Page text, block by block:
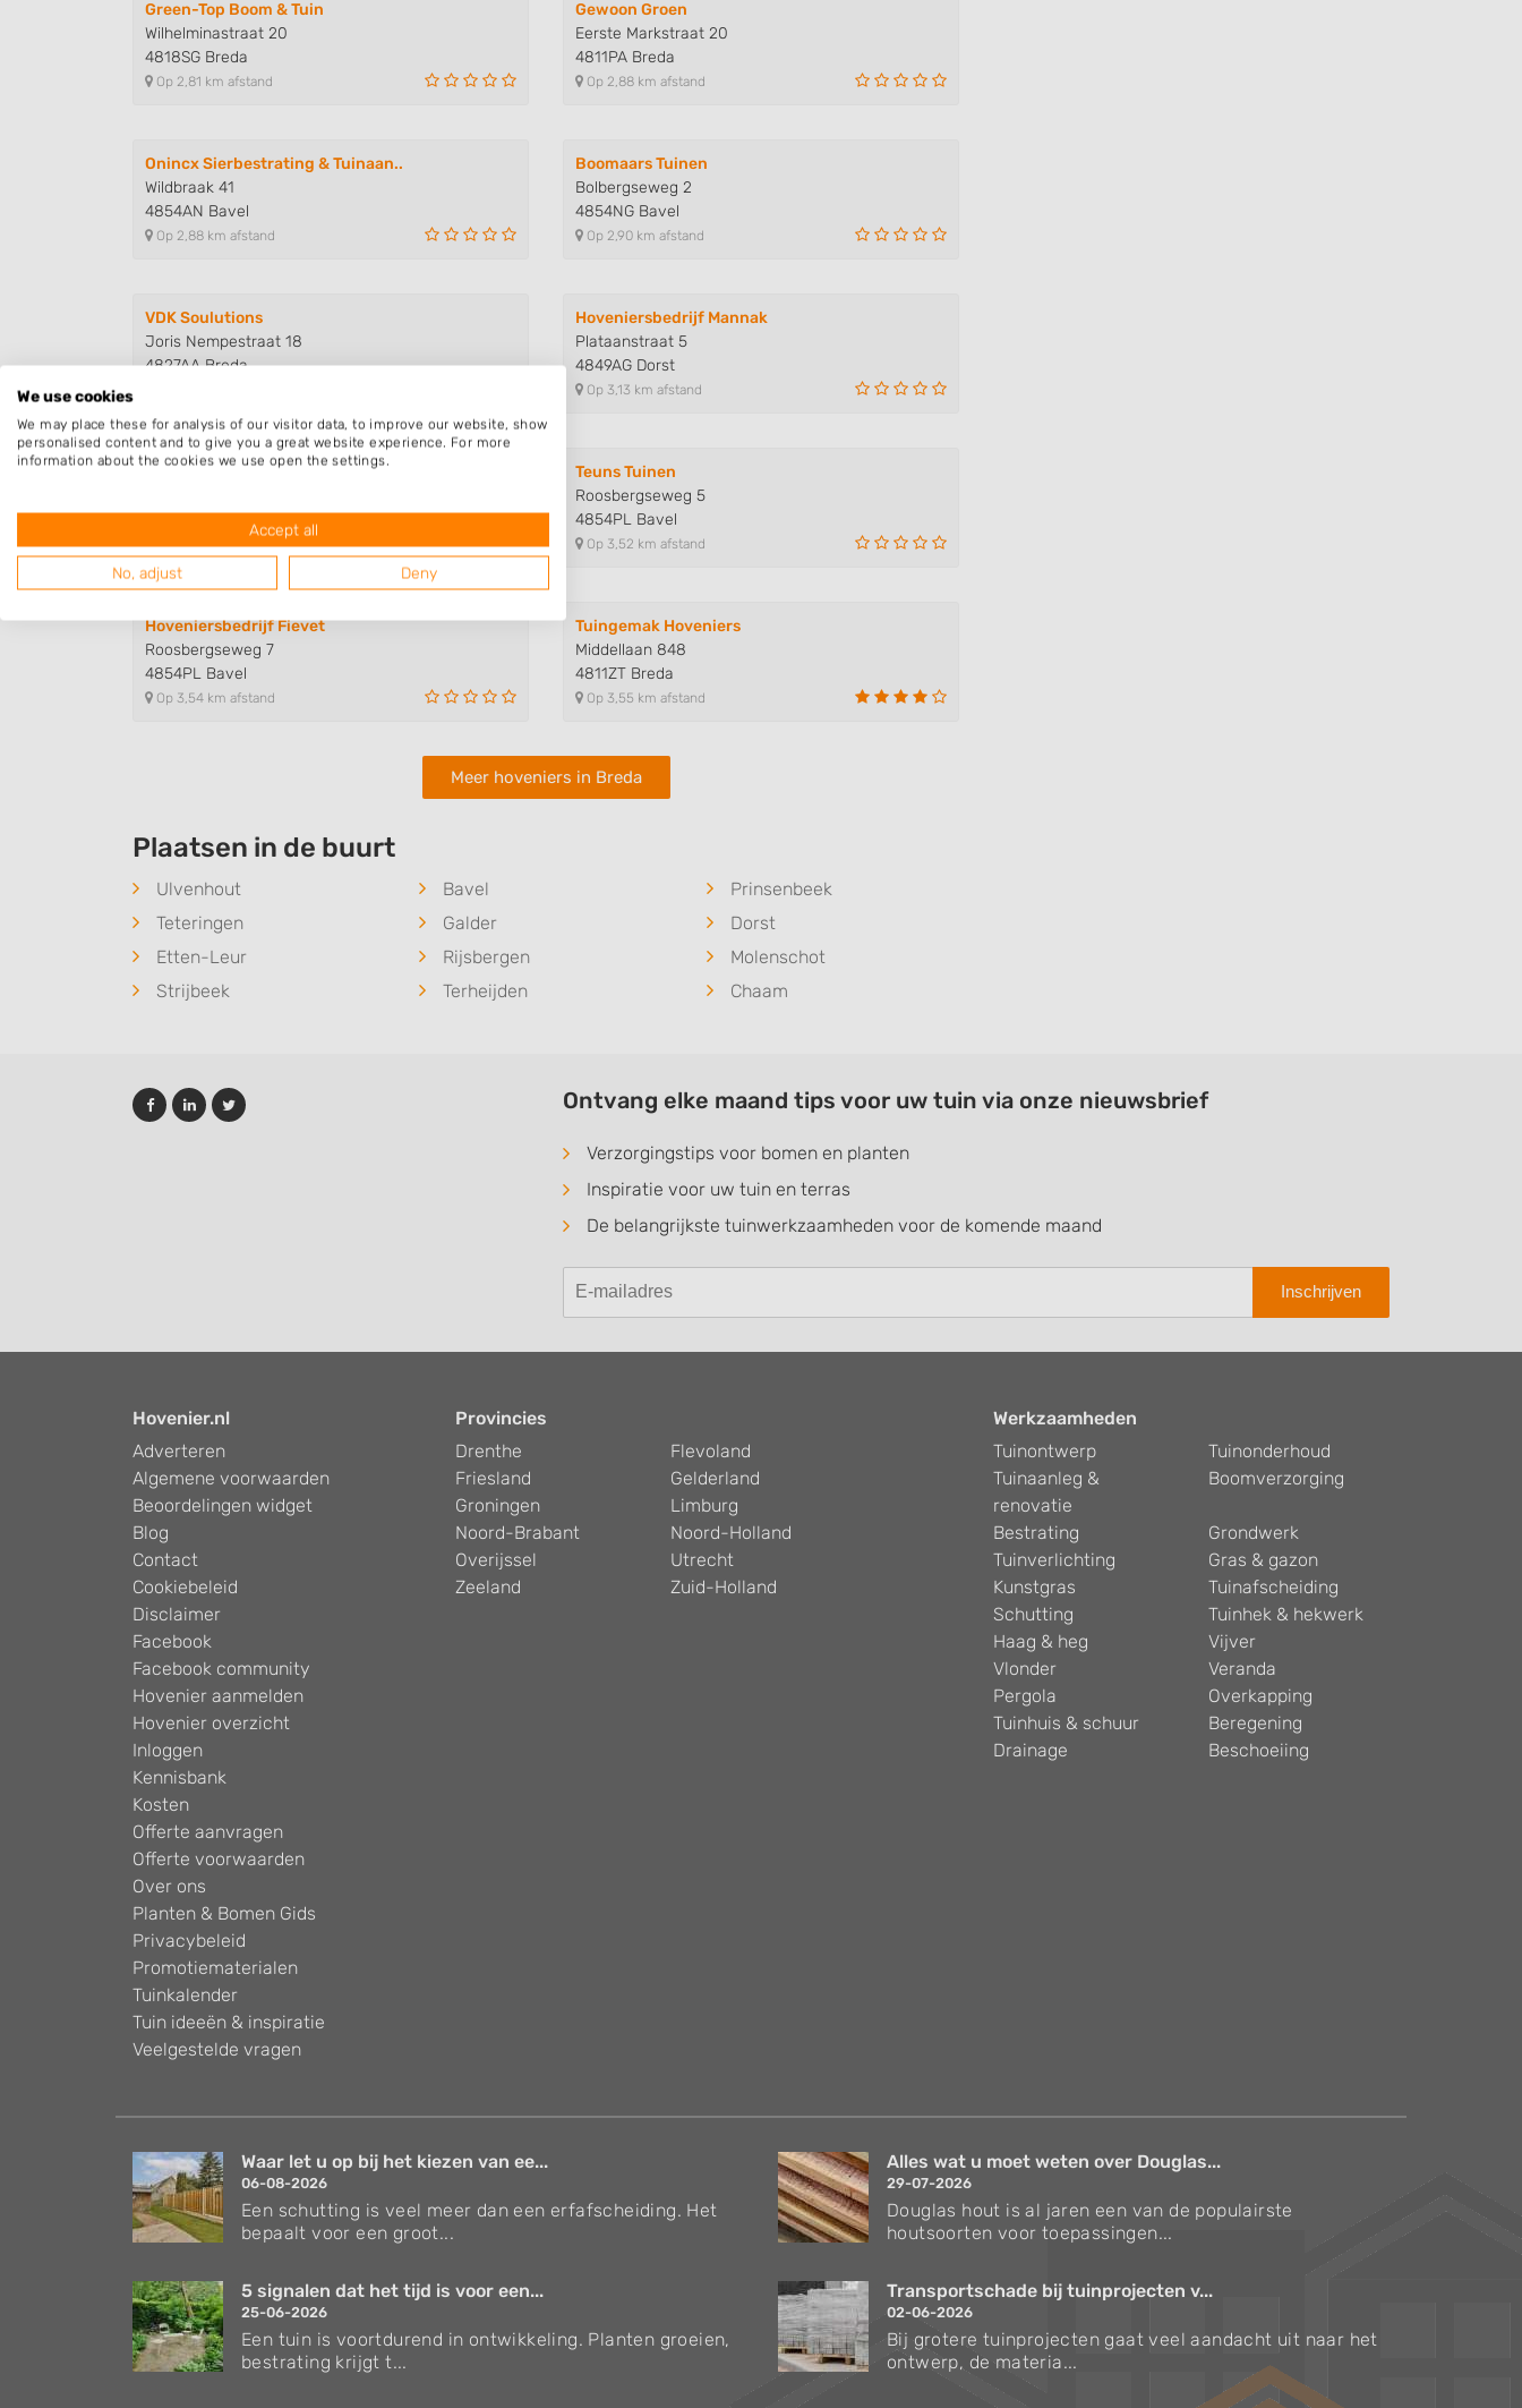
Green-Top Boom & Tuin
Wilhelminastraat 20
4818SG Breda
Op 2,81 km afstand
Gewoon Groen
Eerste Markstraat 20
4811PA Breda
Op 2,88 km afstand
Onincx Sierbestrating & Tuinaan..
Wildbraak 41
4854AN Bavel
Op 2,88 km afstand
Boomaars Tuinen
Bolbergseweg 2
4854NG Bavel
Op 2,90 km afstand
VDK Soulutions
Joris Nempestraat 18
4827AA Breda
Hoveniersbedrijf Mannak
Plataanstraat 5
4849AG Dorst
Op 3,13 km afstand
Isa Natura
4811SJ Breda
Op 3,18 km afstand
Teuns Tuinen
Roosbergseweg 5
4854PL Bavel
Op 3,52 km afstand
Hoveniersbedrijf Fievet
Roosbergseweg 7
4854PL Bavel
Op 3,54 km afstand
Tuingemak Hoveniers
Middellaan 848
4811ZT Breda
Op 3,55 km afstand
Meer hoveniers in Breda
Plaatsen in de buurt
Ulvenhout Bavel
Prinsenbeek
Teteringen
Galder
Dorst
Etten-Leur
Rijsbergen
Molenschot
Strijbeek
Terheijden Chaam
Ontvang elke maand tips voor uw tuin via onze nieuwsbrief
Verzorgingstips voor bomen en planten
Inspiratie voor uw tuin en terras
De belangrijkste tuinwerkzaamheden voor de komende maand
Inschrijven
Hovenier.nl
Adverteren
Algemene voorwaarden
Beoordelingen widget
Blog
Contact
Cookiebeleid
Disclaimer
Facebook
Facebook community
Hovenier aanmelden
Hovenier overzicht
Inloggen
Kennisbank
Kosten
Offerte aanvragen
Offerte voorwaarden
Over ons
Planten & Bomen Gids
Privacybeleid
Promotiematerialen
Tuinkalender
Tuin ideeën & inspiratie
Veelgestelde vragen
Provincies
Drenthe
Flevoland
Friesland
Gelderland
Groningen
Limburg
Noord-Brabant
Noord-Holland
Overijssel
Utrecht
Zeeland
Zuid-Holland
Werkzaamheden
Tuinontwerp
Tuinonderhoud
Tuinaanleg &
renovatie
Boomverzorging
Bestrating
Grondwerk
Tuinverlichting
Gras & gazon
Kunstgras
Tuinafscheiding
Schutting
Tuinhek & hekwerk
Haag & heg
Vijver
Vlonder
Veranda
Pergola
Overkapping
Tuinhuis & schuur
Beregening
Drainage
Beschoeiing
Waar let u op bij het kiezen van ee...
06-08-2026
Een schutting is veel meer dan een erfafscheiding. Het
bepaalt voor een groot...
Alles wat u moet weten over Douglas...
29-07-2026
Douglas hout is al jaren een van de populairste
houtsoorten voor toepassingen...
5 signalen dat het tijd is voor een...
25-06-2026
Een tuin is voortdurend in ontwikkeling. Planten groeien,
bestrating krijgt t...
Transportschade bij tuinprojecten v...
02-06-2026
Bij grotere tuinprojecten gaat veel aandacht uit naar het
ontwerp, de materia...
We use cookies
We may place these for analysis of our visitor data, to improve our website, show
personalised content and to give you a great website experience. For more
information about the cookies we use open the settings.
Accept all
No, adjust Deny